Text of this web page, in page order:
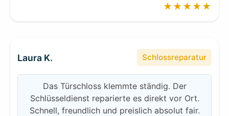
★★★★★
Laura K. Schlossreparatur
Das Türschloss klemmte ständig. Der
Schlüsseldienst reparierte es direkt vor Ort.
Schnell, freundlich und preislich absolut fair.